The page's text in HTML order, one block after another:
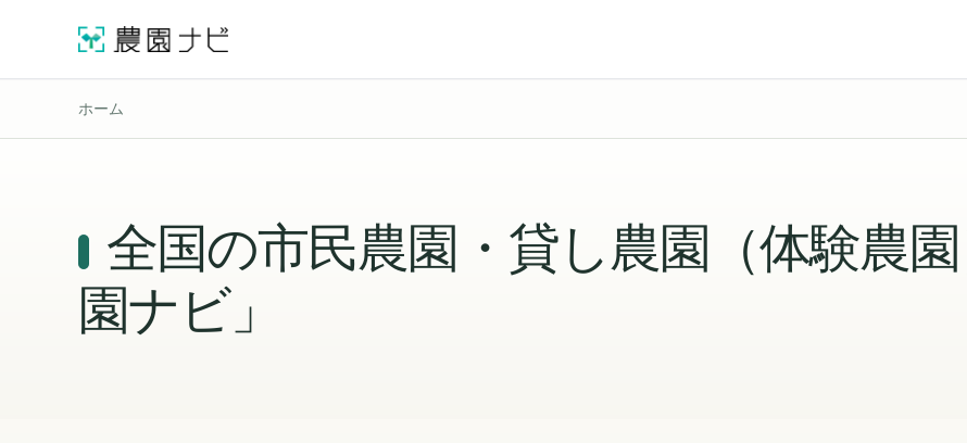
ホーム
全国の市民農園・貸し農園（体験農
園ナビ」